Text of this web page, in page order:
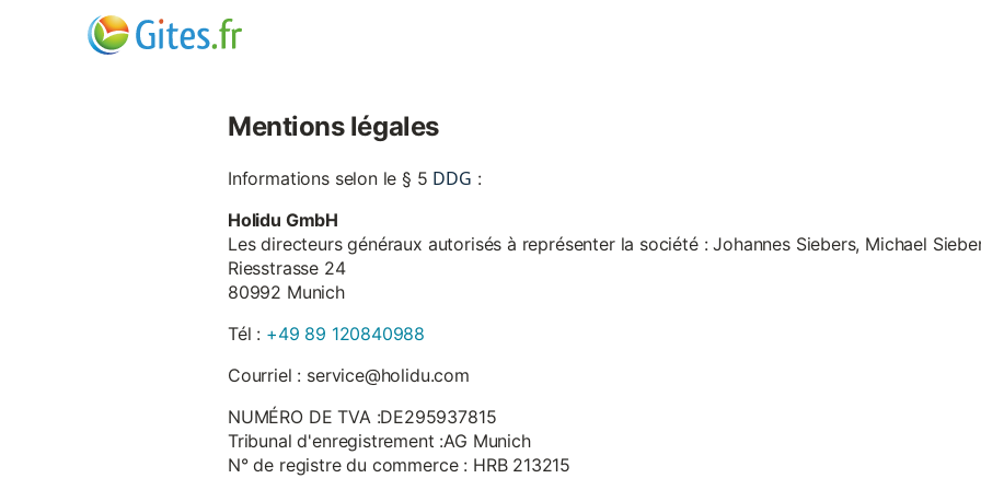
Mentions légales
Informations selon le § 5 DDG :
Holidu GmbH
Les directeurs généraux autorisés à représenter la société : Johannes Siebers, Michael
Riesstrasse 24
80992 Munich
Tél : +49 89 120840988
Courriel : service@holidu.com
NUMÉRO DE TVA :DE295937815
Tribunal d'enregistrement :AG Munich
N° de registre du commerce : HRB 213215